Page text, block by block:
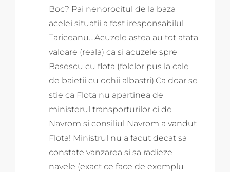
Boc? Pai nenorocitul de la baza
acelei situatii a fost iresponsabilul
Tariceanu…Acuzele astea au tot atata
valoare (reala) ca si acuzele spre
Basescu cu flota (folclor pus la cale
de baietii cu ochii albastri).Ca doar se
stie ca Flota nu apartinea de
ministerul transporturilor ci de
Navrom si consiliul Navrom a vandut
Flota! Ministrul nu a facut decat sa
constate vanzarea si sa radieze
navele (exact ce face de exemplu